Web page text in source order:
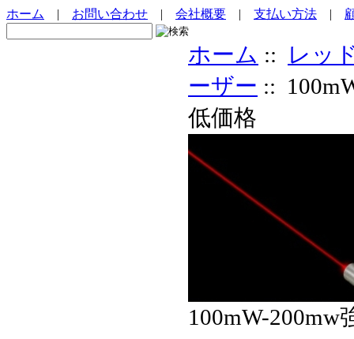
ホーム | お問い合わせ | 会社概要 | 支払い方法 |
ホーム ::
レッ
ーザー ::
低価格
100mW-